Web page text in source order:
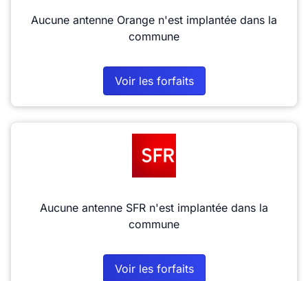
Aucune antenne Orange n'est implantée dans la
commune
Voir les forfaits
Aucune antenne SFR n'est implantée dans la
commune
Voir les forfaits